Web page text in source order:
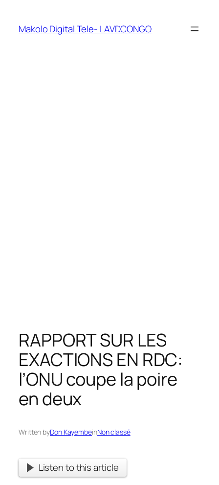
Makolo Digital Tele- LAVDCONGO
RAPPORT SUR LES
EXACTIONS EN RDC:
l’ONU coupe la poire
en deux
Written byDon KayembeinNon classé
Listen to this article